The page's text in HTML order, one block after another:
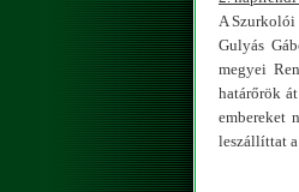
A Szurkolói
Gulyás
megyei
határőrök
embereket
leszállíttat